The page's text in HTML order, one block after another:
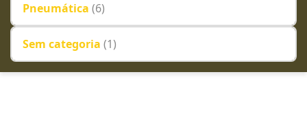
Pneumática (6)
Sem categoria (1)